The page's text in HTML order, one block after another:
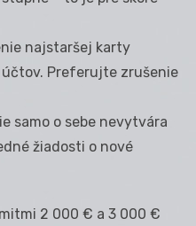
najstaršej karty
Preferujte zrušenie
samo o sebe nevytvára
žiadosti o nové
2 000 € a 3 000 €